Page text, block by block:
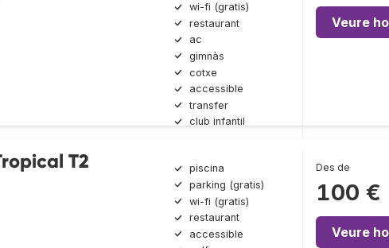
wi-fi (gratis)
restaurant
ac
gimnàs
cotxe
accessible
transfer
club infantil
Veure
T2
piscina
parking (gratis)
wi-fi (gratis)
restaurant
accessible
Des de
100 €
Veure